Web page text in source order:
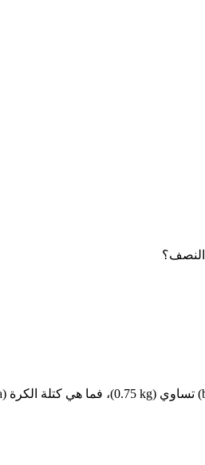
النصف؟
(0.75 kg)، فما هي كتلة الكرة (a)؟